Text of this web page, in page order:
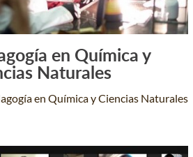
Leer Más +
en Química y
Naturales
en Química y Ciencias Naturales